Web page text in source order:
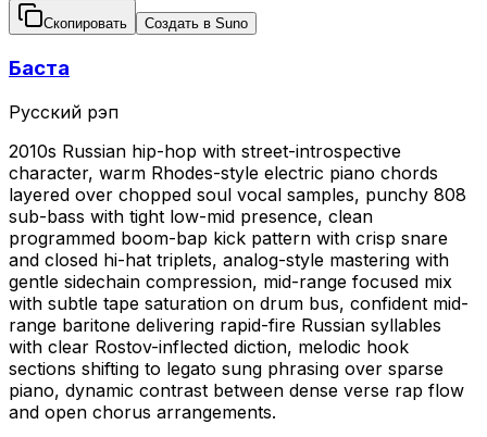
Скопировать Создать в Suno
Баста
Русский рэп
2010s Russian hip-hop with street-introspective
character, warm Rhodes-style electric piano chords
layered over chopped soul vocal samples, punchy 808
sub-bass with tight low-mid presence, clean
programmed boom-bap kick pattern with crisp snare
and closed hi-hat triplets, analog-style mastering with
gentle sidechain compression, mid-range focused mix
with subtle tape saturation on drum bus, confident mid-
range baritone delivering rapid-fire Russian syllables
with clear Rostov-inflected diction, melodic hook
sections shifting to legato sung phrasing over sparse
piano, dynamic contrast between dense verse rap flow
and open chorus arrangements.